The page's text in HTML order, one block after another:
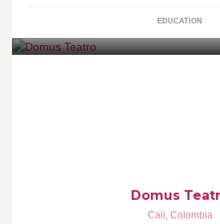
EDUCATION
Domus
Cali, Colombia